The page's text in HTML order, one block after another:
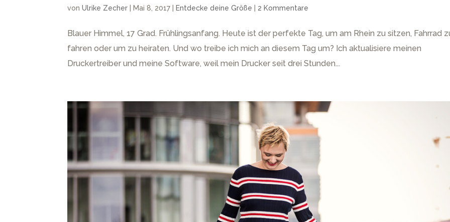
vonUlrike Zecher Mai 8, 2017 Entdecke deine Größe 2 Kommentare
Blauer Himmel, 17 Grad. Frühlingsanfang. Heute ist der perfekte Tag, um am Rhein zu sitzen, Fahrrad
fahren oder um zu heiraten. Und wo treibe ich mich an diesem Tag um? Ich aktualisiere meinen
Druckertreiber und meine Software, weil mein Drucker seit drei Stunden...